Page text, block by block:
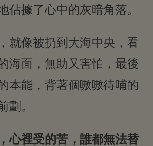
佔據了心中的灰暗角落。
就像被扔到大海中央，看
海面，無助又害怕，最後
本能，背著個嗷嗷待哺的
劃。
心裡受的苦，誰都無法替